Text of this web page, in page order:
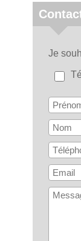
Je